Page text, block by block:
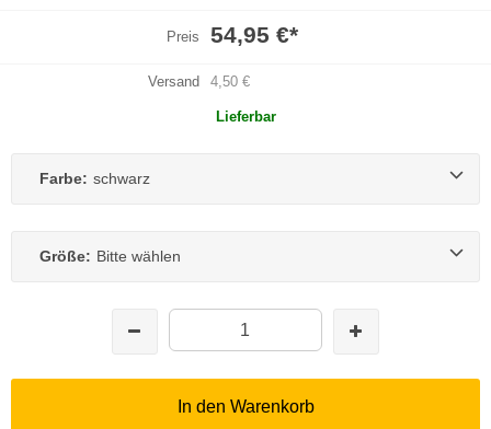
Preis 54,95 €*
Versand 4,50 €
Lieferbar
Farbe: schwarz
Größe: Bitte wählen
In den Warenkorb